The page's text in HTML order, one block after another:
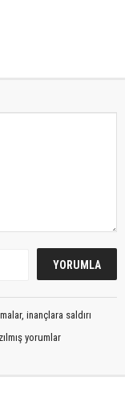
inançlara saldırı
yorumlar